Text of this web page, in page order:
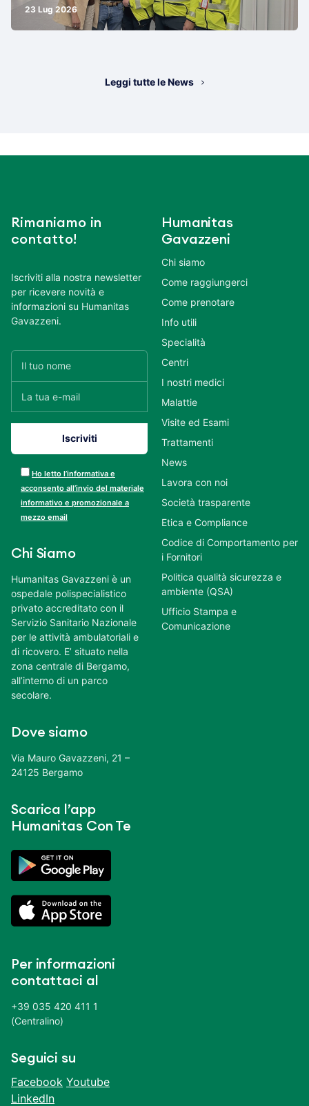
23 Lug 2026
Leggi tutte le News
Rimaniamo in
contatto!
Iscriviti alla nostra newsletter
per ricevere novità e
informazioni su Humanitas
Gavazzeni.
Ho letto l’informativa e
acconsento all’invio del materiale
informativo e promozionale a
mezzo email
Chi Siamo
Humanitas Gavazzeni è un
ospedale polispecialistico
privato accreditato con il
Servizio Sanitario Nazionale
per le attività ambulatoriali e
di ricovero. E’ situato nella
zona centrale di Bergamo,
all’interno di un parco
secolare.
Dove siamo
Via Mauro Gavazzeni, 21 –
24125 Bergamo
Scarica l’app
Humanitas Con Te
Per informazioni
contattaci al
+39 035 420 411 1
(Centralino)
Seguici su
Facebook Youtube
LinkedIn
Humanitas
Gavazzeni
Chi siamo
Come raggiungerci
Come prenotare
Info utili
Specialità
Centri
I nostri medici
Malattie
Visite ed Esami
Trattamenti
News
Lavora con noi
Società trasparente
Etica e Compliance
Codice di Comportamento per
i Fornitori
Politica qualità sicurezza e
ambiente (QSA)
Ufficio Stampa e
Comunicazione